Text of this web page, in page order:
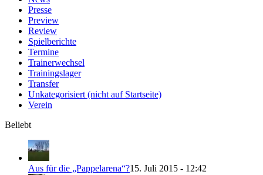
Presse
Preview
Review
Spielberichte
Termine
Trainerwechsel
Trainingslager
Transfer
Unkategorisiert (nicht auf Startseite)
Verein
Beliebt
Aus für die „Pappelarena“?15. Juli 2015 - 12:42